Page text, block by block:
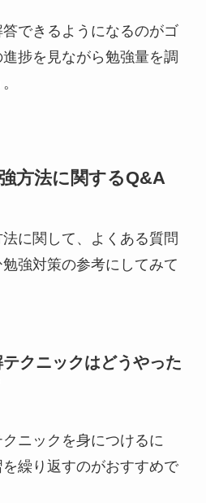
できるようになるのがゴ
捗を見ながら勉強量を調
方法に関するQ&A
に関して、よくある質問
強対策の参考にしてみて
クニックはどうやった
ニックを身につけるに
繰り返すのがおすすめで